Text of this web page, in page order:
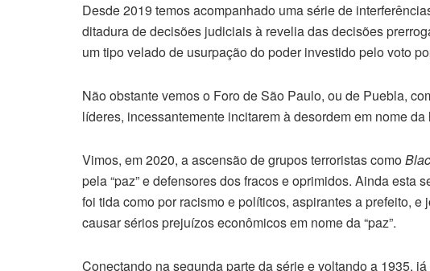
Desde 2019 temos acompanhado uma série de
ditadura de decisões judiciais à revelia das decisões
um tipo velado de usurpação do poder investido pelo voto
Não obstante vemos o Foro de São Paulo, ou de Puebla,
líderes, incessantemente incitarem à desordem em nome
Vimos, em 2020, a ascensão de grupos terroristas como
pela “paz” e defensores dos fracos e oprimidos. Ainda esta
foi tida como por racismo e políticos, aspirantes a prefeito,
causar sérios prejuízos econômicos em nome da “paz”.
Conectando na segunda parte da série e voltando a 1935,